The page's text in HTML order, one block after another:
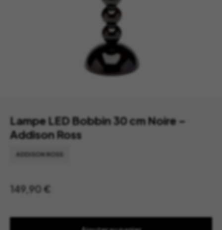
Lampe LED Bobbin 30 cm Noire –
Addison Ross
ADDISON ROSS
149,90 €